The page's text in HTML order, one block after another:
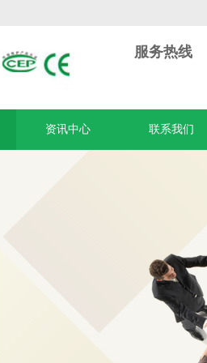
服务热线
资讯中心 联系我们